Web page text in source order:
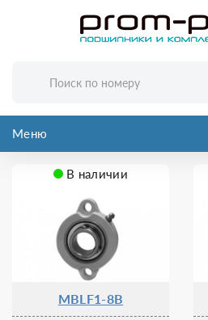
Меню
В наличии
MBLF1-8B